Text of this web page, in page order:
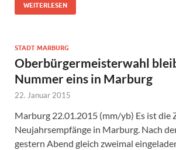
WEITERLESEN
STADT MARBURG
Oberbürgermeisterwahl
Nummer eins in Marburg
22. Januar 2015
Marburg 22.01.2015 (mm/yb) Es ist die
Neujahrsempfänge in Marburg. Nach
gestern Abend gleich zweimal